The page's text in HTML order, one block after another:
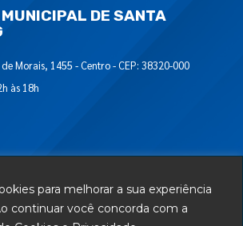
para melhorar a sua experiência
continuar você concorda com a
DE SANTA
Morais, 1455 - Centro - CEP: 38320-000
às 18h
T.I.